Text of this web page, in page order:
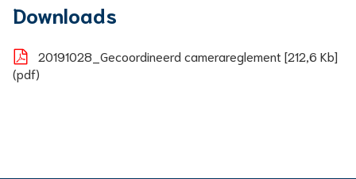
Downloads
20191028_Gecoordineerd camerareglement 212,6 Kb
pdf